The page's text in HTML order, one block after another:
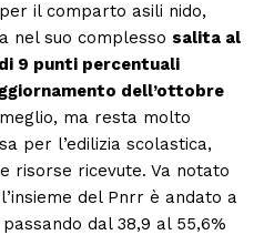
il comparto asili nido,
nel suo complesso salita al
9 punti percentuali
dell’ottobre
meglio, ma resta molto
per l’edilizia scolastica,
risorse ricevute. Va notato
del Pnrr è andato a
dal 38,9 al 55,6%